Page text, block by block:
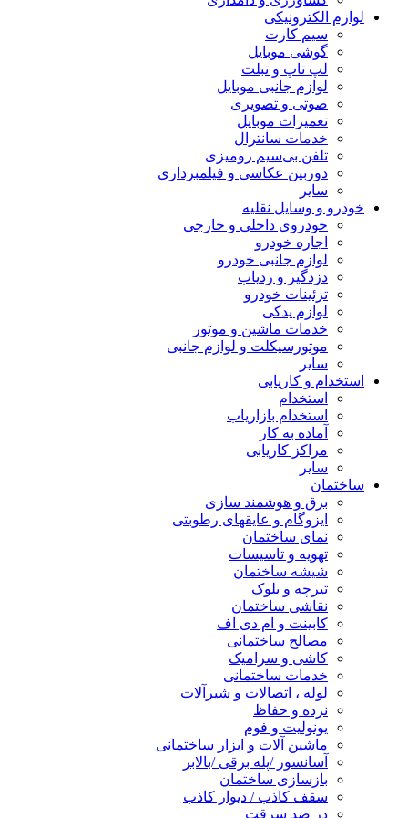
لوازم الکترونیکی
سیم کارت
گوشی موبایل
لپ تاپ و تبلت
لوازم جانبی موبایل
صوتی و تصویری
تعمیرات موبایل
خدمات سانترال
تلفن بی‌سیم رومیزی
دوربین عکاسی و فیلمبرداری
سایر
خودرو و وسایل نقلیه
خودروی داخلی و خارجی
اجاره خودرو
لوازم جانبی خودرو
دزدگیر و ردیاب
تزئینات خودرو
لوازم یدکی
خدمات ماشین و موتور
موتورسیکلت و لوازم جانبی
سایر
استخدام و کاریابی
استخدام
استخدام بازاریاب
آماده به کار
مراکز کاریابی
سایر
ساختمان
برق و هوشمند سازی
ایزوگام و عایقهای رطوبتی
نمای ساختمان
تهویه و تاسیسات
شیشه ساختمان
تیرچه و بلوک
نقاشی ساختمان
کابینت و ام دی اف
مصالح ساختمانی
کاشی و سرامیک
خدمات ساختمانی
لوله ، اتصالات و شیرآلات
نرده و حفاظ
یونولیت و فوم
ماشین آلات و ابزار ساختمانی
آسانسور /پله برقی /بالابر
بازسازی ساختمان
سقف کاذب / دیوار کاذب
در ضد سرقت